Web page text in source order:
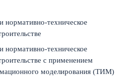
нормативно-техническое
нормативно-техническое
с применением
моделирования (ТИМ)